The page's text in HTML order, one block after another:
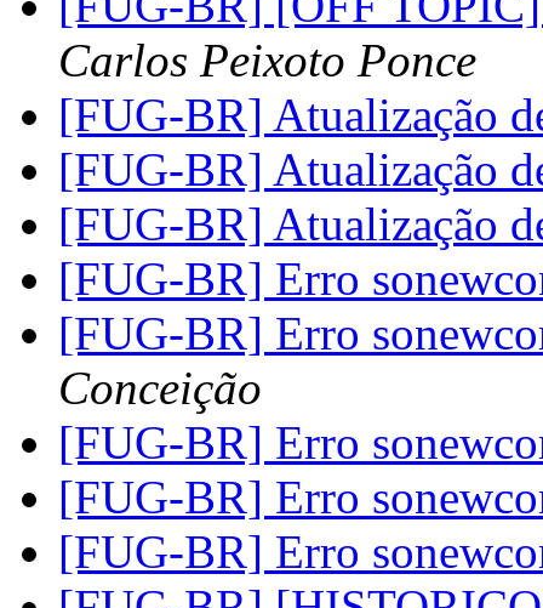
Carlos Peixoto Ponce
[FUG-BR] Atualização
[FUG-BR] Atualização
[FUG-BR] Atualização
[FUG-BR] Erro
[FUG-BR] Erro
Conceição
[FUG-BR] Erro
[FUG-BR] Erro
[FUG-BR] Erro